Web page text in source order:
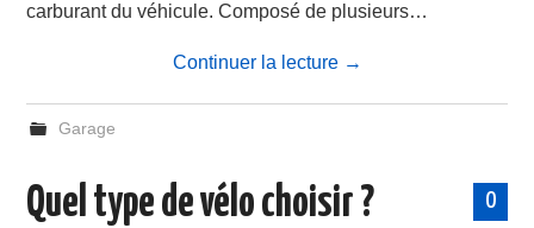
carburant du véhicule. Composé de plusieurs…
Continuer la lecture →
Garage
0
Quel type de vélo choisir ?